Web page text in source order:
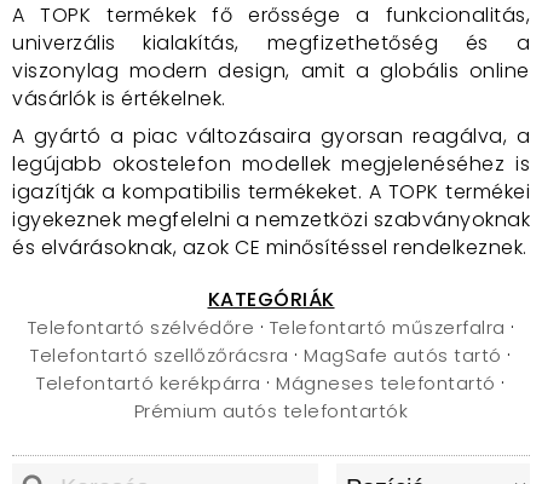
A TOPK termékek fő erőssége a funkcionalitás,
univerzális kialakítás, megfizethetőség és a
viszonylag modern design, amit a globális online
vásárlók is értékelnek.
A gyártó a piac változásaira gyorsan reagálva, a
legújabb okostelefon modellek megjelenéséhez is
igazítják a kompatibilis termékeket. A TOPK termékei
igyekeznek megfelelni a nemzetközi szabványoknak
és elvárásoknak, azok CE minősítéssel rendelkeznek.
KATEGÓRIÁK
Telefontartó szélvédőre · Telefontartó műszerfalra ·
Telefontartó szellőzőrácsra · MagSafe autós tartó ·
Telefontartó kerékpárra · Mágneses telefontartó ·
Prémium autós telefontartók